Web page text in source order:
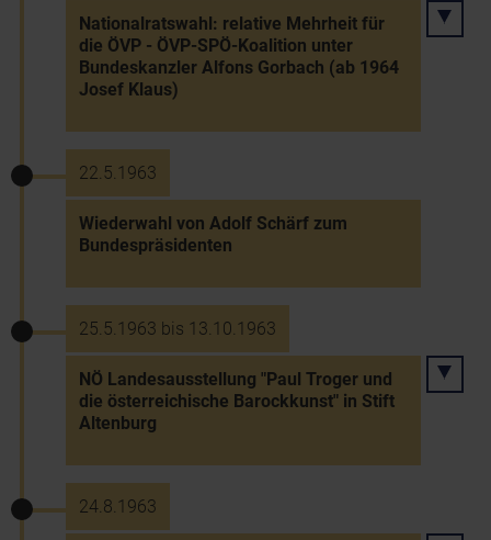
Nationalratswahl: relative Mehrheit für
die ÖVP - ÖVP-SPÖ-Koalition unter
Bundeskanzler Alfons Gorbach (ab 1964
Josef Klaus)
22.5.1963
Wiederwahl von Adolf Schärf zum
Bundespräsidenten
25.5.1963 bis 13.10.1963
NÖ Landesausstellung "Paul Troger und
die österreichische Barockkunst" in Stift
Altenburg
24.8.1963